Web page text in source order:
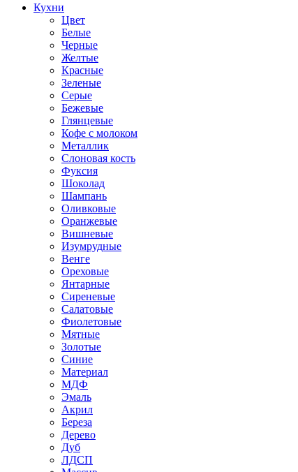
Кухни
Цвет
Белые
Черные
Желтые
Красные
Зеленые
Серые
Бежевые
Глянцевые
Кофе с молоком
Металлик
Слоновая кость
Фуксия
Шоколад
Шампань
Оливковые
Оранжевые
Вишневые
Изумрудные
Венге
Ореховые
Янтарные
Сиреневые
Салатовые
Фиолетовые
Мятные
Золотые
Синие
Материал
МДФ
Эмаль
Акрил
Береза
Дерево
Дуб
ЛДСП